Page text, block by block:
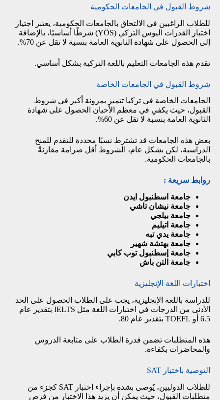
شروط القبول في الجامعات الحكومية
للطلاب الراغبين في الالتحاق بالجامعات الحكومية، يعتبر اجتياز
اختبار القدرات اليوس التركي (YÖS) شرطًا أساسيًا، بالإضافة
إلى الحصول على شهادة الثانوية العامة بنسبة لا تقل عن 70%.
تقدم هذه الجامعات التعليم باللغة التركية بشكل أساسي.
شروط القبول في الجامعات الخاصة
الجامعات الخاصة في تركيا تتميز بمرونة أكبر في شروط
القبول، حيث يكفي في معظم الأحيان الحصول على شهادة
الثانوية العامة بنسبة لا تقل عن 60%.
بعض هذه الجامعات قد تشترط نسبًا محددة للتقدم للمنح
الدراسية، لكن بشكل عام، الشروط أقل صرامة مقارنةً
بالجامعات الحكومية.
روابط سريعة :
جامعة اسطنبول ايدن
جامعة نيشان تاشي
جامعة بيلجي
جامعة اتيليم
جامعة يدي تبه
جامعة بهتشة شهير
جامعة إسطنبول توب كابي
جامعة التن باش
اختبارات اللغة الإنجليزية
للدراسة باللغة الإنجليزية، يجب على الطلاب الحصول على الحد
الأدنى من الدرجات في اختبارات اللغة مثل IELTS بتقدير عام
6.5 أو TOEFL بتقدير عام 80.
هذه المتطلبات تضمن قدرة الطلاب على متابعة الدروس
والمحاضرات بكفاءة.
التوصية باختبار SAT
للطلاب الدوليين، يُوصى بشدة بإجراء اختبار SAT كجزء من
متطلبات القبول، حيث يمكن أن يزيد هذا الاختبار من فرص